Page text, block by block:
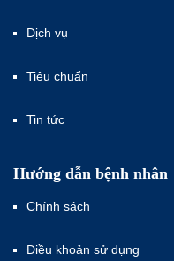
Dịch vụ
Tiêu chuẩn
Tin tức
Hướng dẫn bệnh nhân
Chính sách
Điều khoản sử dụng